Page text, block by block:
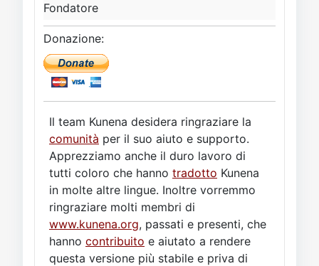
Fondatore
Donazione:
Il team Kunena desidera ringraziare la
comunità per il suo aiuto e supporto.
Apprezziamo anche il duro lavoro di
tutti coloro che hanno tradotto Kunena
in molte altre lingue. Inoltre vorremmo
ringraziare molti membri di
www.kunena.org, passati e presenti, che
hanno contribuito e aiutato a rendere
questa versione più stabile e priva di